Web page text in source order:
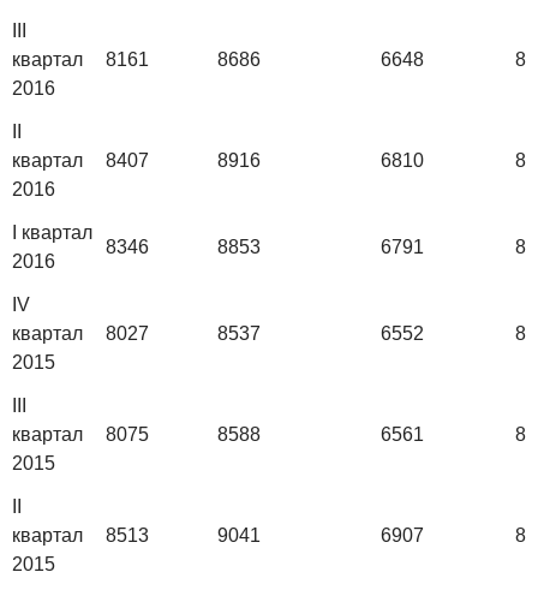
квартал
2016
8161 8686 6648
квартал
2016
8407 8916 6810
I квартал
2016
8346 8853 6791
IV
квартал
2015
8027 8537 6552
квартал
2015
8075 8588 6561
квартал
2015
8513 9041 6907